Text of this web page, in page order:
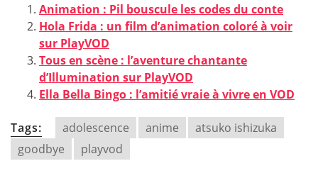
Animation : Pil bouscule les codes du conte
Hola Frida : un film d’animation coloré à voir
sur PlayVOD
Tous en scène : l’aventure chantante
d’Illumination sur PlayVOD
Ella Bella Bingo : l’amitié vraie à vivre en VOD
Tags: adolescence anime
atsuko ishizuka
goodbye
playvod